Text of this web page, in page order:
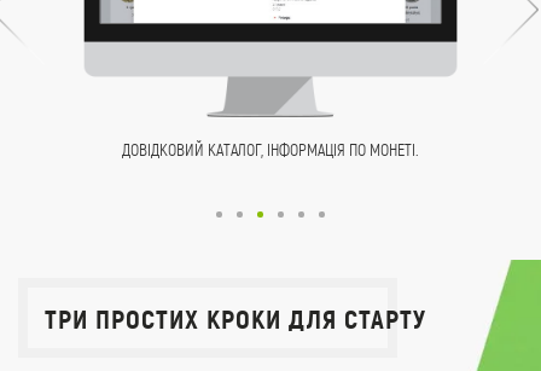
ДОВІДКОВИЙ КАТАЛОГ, ІНФОРМАЦІЯ ПО МОНЕТІ.
ТРИ ПРОСТИХ КРОКИ ДЛЯ СТАРТУ